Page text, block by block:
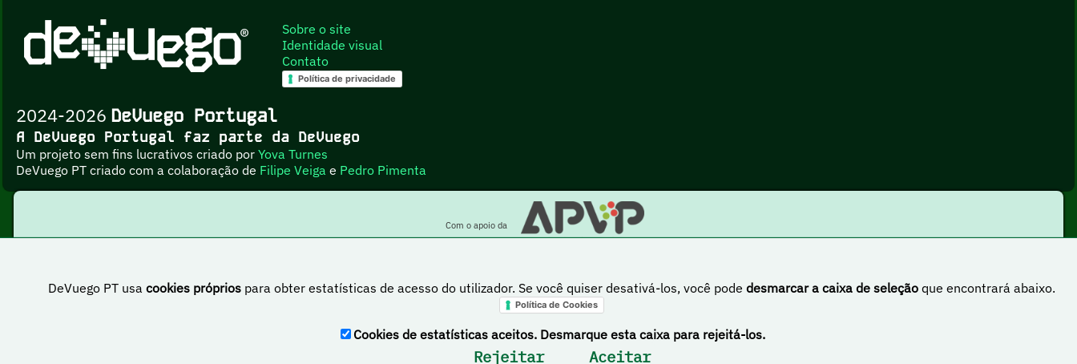
DeVuego PT usa cookies própriospara obter estatísticas de acesso do utilizador. Se você quiser desativá-los, você pode desmarcar a caixa de seleçãoque encontrará abaixo.
Política de Cookies
Cookies de estatísticas aceitos. Desmarque esta caixa para rejeitá-los.
Rejeitar Aceitar
Sobre o site
Identidade visual
Contato
Política de privacidade
2024-2026 DeVuego Portugal
A DeVuego Portugal faz parte da DeVuego
Um projeto sem fins lucrativos criado porYova Turnes
DeVuego PT criado com a colaboração de Filipe Veiga e Pedro Pimenta
Com o apoio da
Esta obra está sob uma licença Creative Commons Atribuição-NãoComercial-PartilhaIgual 4.0 Internacional